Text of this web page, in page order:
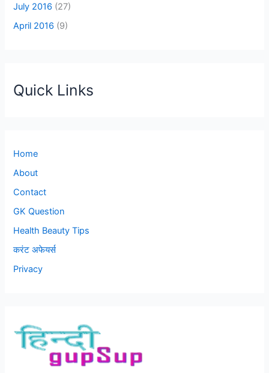
July 2016 (27)
April 2016 (9)
Quick Links
Home
About
Contact
GK Question
Health Beauty Tips
करंट अफेयर्स
Privacy